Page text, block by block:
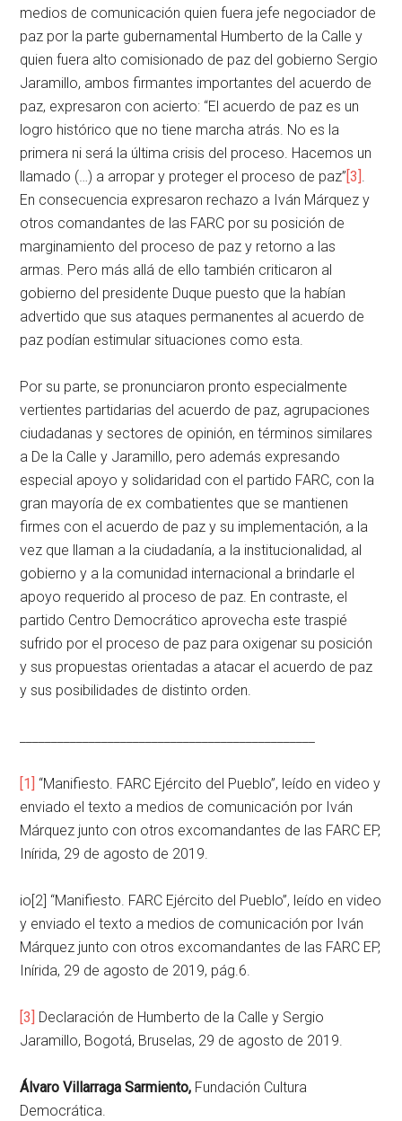
medios de comunicación quien fuera jefe negociador de
paz por la parte gubernamental Humberto de la Calle y
quien fuera alto comisionado de paz del gobierno Sergio
Jaramillo, ambos firmantes importantes del acuerdo de
paz, expresaron con acierto: “El acuerdo de paz es un
logro histórico que no tiene marcha atrás. No es la
primera ni será la última crisis del proceso. Hacemos un
llamado (…) a arropar y proteger el proceso de paz” [3] .
En consecuencia expresaron rechazo a Iván Márquez y
otros comandantes de las FARC por su posición de
marginamiento del proceso de paz y retorno a las
armas. Pero más allá de ello también criticaron al
gobierno del presidente Duque puesto que la habían
advertido que sus ataques permanentes al acuerdo de
paz podían estimular situaciones como esta.
Por su parte, se pronunciaron pronto especialmente
vertientes partidarias del acuerdo de paz, agrupaciones
ciudadanas y sectores de opinión, en términos similares
a De la Calle y Jaramillo, pero además expresando
especial apoyo y solidaridad con el partido FARC, con la
gran mayoría de ex combatientes que se mantienen
firmes con el acuerdo de paz y su implementación, a la
vez que llaman a la ciudadanía, a la institucionalidad, al
gobierno y a la comunidad internacional a brindarle el
apoyo requerido al proceso de paz. En contraste, el
partido Centro Democrático aprovecha este traspié
sufrido por el proceso de paz para oxigenar su posición
y sus propuestas orientadas a atacar el acuerdo de paz
y sus posibilidades de distinto orden.
[1]
“Manifiesto. FARC Ejército del Pueblo”, leído en video y
enviado el texto a medios de comunicación por Iván
Márquez junto con otros excomandantes de las FARC EP,
Inírida, 29 de agosto de 2019.
io[2] “Manifiesto. FARC Ejército del Pueblo”, leído en video
y enviado el texto a medios de comunicación por Iván
Márquez junto con otros excomandantes de las FARC EP,
Inírida, 29 de agosto de 2019, pág.6.
[3]
Declaración de Humberto de la Calle y Sergio
Jaramillo, Bogotá, Bruselas, 29 de agosto de 2019.
Álvaro Villarraga Sarmiento, Fundación Cultura
Democrática.